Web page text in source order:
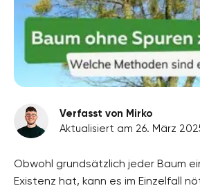
Verfasst von Mirko
Aktualisiert am 26. März
Obwohl grundsätzlich jeder Baum
Existenz hat, kann es im Einzelfall